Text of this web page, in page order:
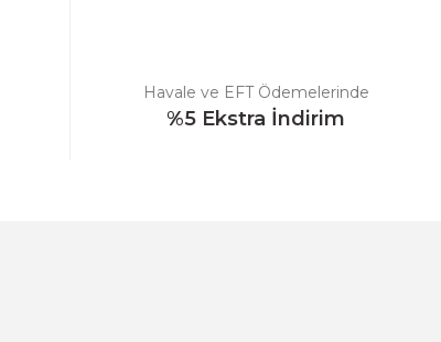
Havale ve EFT Ödemelerinde
%5 Ekstra İndirim